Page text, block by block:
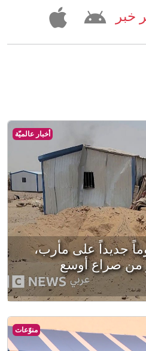
خبر
أخبار عالميّة
جديداً على مأرب،
من صراع أوسع
منوّعات